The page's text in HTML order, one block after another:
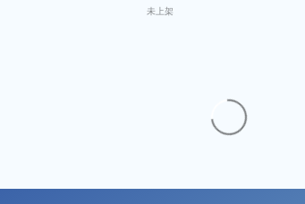
未上架